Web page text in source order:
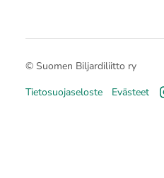
© Suomen Biljardiliitto ry
Tietosuojaseloste
Evästeet